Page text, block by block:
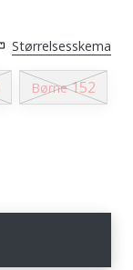
Størrelsesskema
Børne 152